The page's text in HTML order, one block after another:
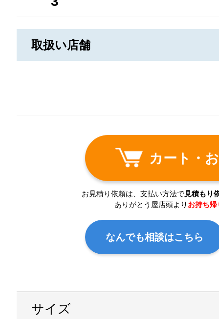
取扱い店舗
カート・
お見積り依頼は、支払い方法で見積もり
ありがとう屋店頭より お持ち帰
なんでも相談はこちら
サイズ